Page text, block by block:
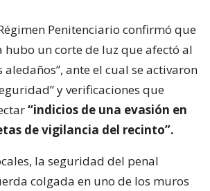
Penitenciario confirmó que
un corte de luz que afectó al
aledaños”, ante el cual se activaron
y verificaciones que
“indicios de una evasión en
de vigilancia del recinto”.
la seguridad del penal
colgada en uno de los muros